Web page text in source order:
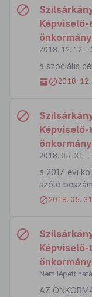
Képviselő-
2018. 12. 12.
a szociális
2018. 12.
2018. 05. 31.
a 2017. évi
szóló
2018. 05.
Nem lépett
AZ